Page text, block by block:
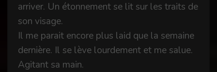
arriver. Un étonnement se lit sur les traits de
son visage.
Il me parait encore plus laid que la semaine
dernière. Il se lève lourdement et me salue.
Agitant sa main.